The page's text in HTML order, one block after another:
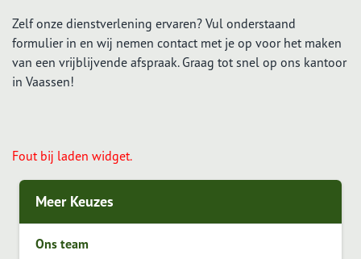
Zelf onze dienstverlening ervaren? Vul onderstaand
formulier in en wij nemen contact met je op voor het maken
van een vrijblijvende afspraak. Graag tot snel op ons kantoor
in Vaassen!
Fout bij laden widget.
Meer Keuzes
Ons team